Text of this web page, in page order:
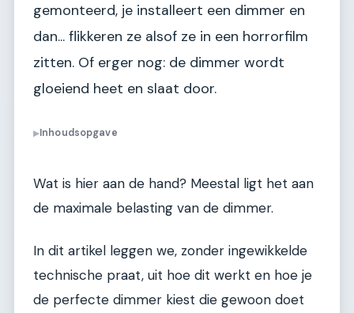
gemonteerd, je installeert een dimmer en
dan... flikkeren ze alsof ze in een horrorfilm
zitten. Of erger nog: de dimmer wordt
gloeiend heet en slaat door.
▶Inhoudsopgave
Wat is hier aan de hand? Meestal ligt het aan
de maximale belasting van de dimmer.
In dit artikel leggen we, zonder ingewikkelde
technische praat, uit hoe dit werkt en hoe je
de perfecte dimmer kiest die gewoon doet